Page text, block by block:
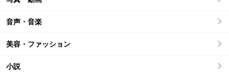
音声・音楽
美容・ファッション
小説